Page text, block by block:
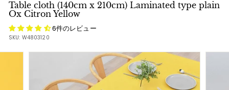
r
Table cloth (140cm x 210cm) Laminated type plain
Ox Citron Yellow
6件のレビュー
SKU: W4803120